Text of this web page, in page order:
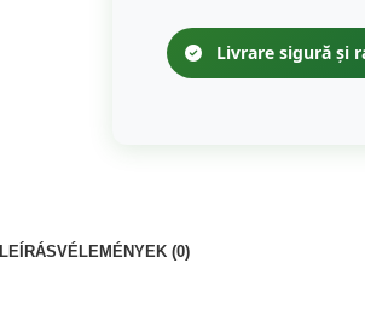
Livrare sigură și
LEÍRÁSVÉLEMÉNYEK (0)